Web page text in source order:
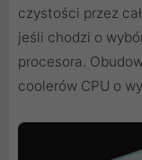
czystości przez
jeśli chodzi o
procesora.
coolerów CPU o